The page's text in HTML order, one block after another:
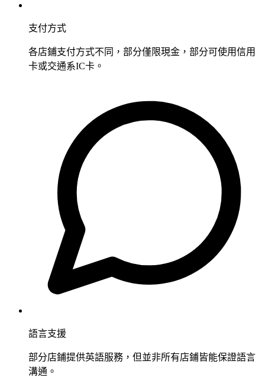
支付方式
各店鋪支付方式不同，部分僅限現金，部分可使用信用
卡或交通系IC卡。
語言支援
部分店鋪提供英語服務，但並非所有店鋪皆能保證語言
溝通。